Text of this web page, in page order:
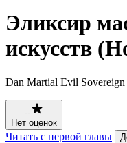
Эликсир
искусств
Dan Martial Evil Sovereign
--
Нет оценок
Читать с первой главы